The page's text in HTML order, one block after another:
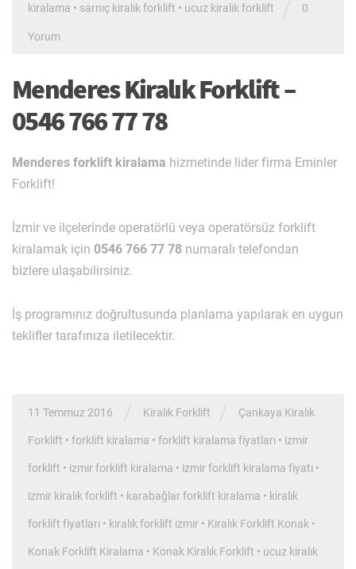
kiralama • sarnıç kiralık forklift • ucuz kiralık forklift 0
Yorum
Menderes Kiralık Forklift –
0546 766 77 78
Menderes forklift kiralama hizmetinde lider firma Eminler
Forklift!
İzmir ve ilçelerinde operatörlü veya operatörsüz forklift
kiralamak için 0546 766 77 78 numaralı telefondan
bizlere ulaşabilirsiniz.
İş programınız doğrultusunda planlama yapılarak en uygun
teklifler tarafınıza iletilecektir.
11 Temmuz 2016 Kiralık Forklift Çankaya Kiralık
Forklift • forklift kiralama • forklift kiralama fiyatları • izmir
forklift • izmir forklift kiralama • izmir forklift kiralama fiyatı •
izmir kiralık forklift • karabağlar forklift kiralama • kiralık
forklift fiyatları • kiralık forklift izmir • Kiralık Forklift Konak •
Konak Forklift Kiralama • Konak Kiralık Forklift • ucuz kiralık